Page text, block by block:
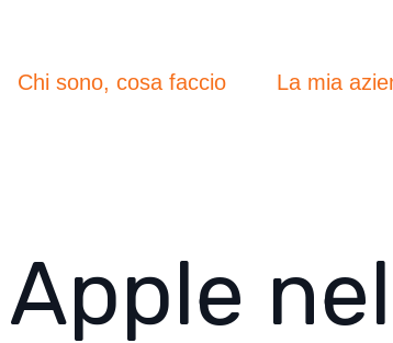
Chi sono, cosa faccio La mia
Apple